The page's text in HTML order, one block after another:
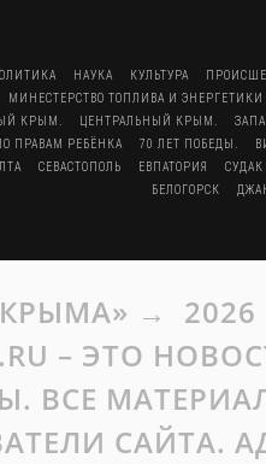
НАУКА КУЛЬТУРА
МИНЕСТЕРСТВО ТОПЛИВА И
КРЫМ. ЦЕНТРАЛЬНЫЙ КРЫМ.
ПРАВАМ РЕБЁНКА 70 ЛЕТ ПОБЕДЫ.
СЕВАСТОПОЛЬ ЕВПАТОРИЯ
СУДАК
БЕЛОГОРСК
→ 2026
– ЭТО
ВСЕ
САЙТА.